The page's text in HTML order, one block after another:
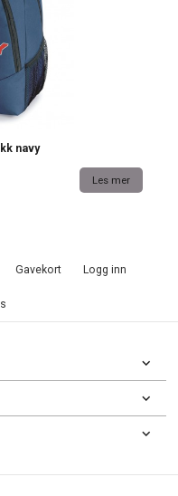
navy
Les mer
Gavekort Logg inn